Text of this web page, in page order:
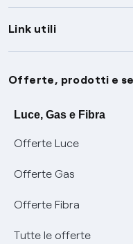
Link utili
Assistenza
Avvisi
SOS luce e gas
Conciliazioni e
Negoziazione paritetica
Informazioni Sisma
Servizi
Moduli e documenti
Documenti Fibra
Offerte, prodotti e
Luce, Gas e Fibra
Offerte Luce
Offerte Gas
Offerte Fibra
Tutte le offerte